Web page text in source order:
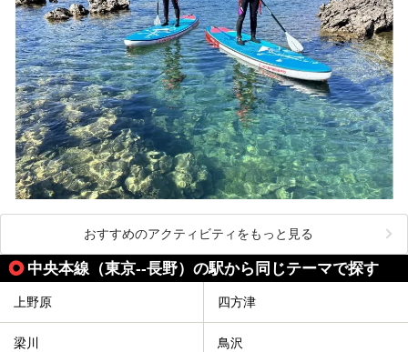
おすすめのアクティビティをもっと見る
中央本線（東京--長野）の駅から同じテーマで探す
上野原 四方津
梁川 鳥沢